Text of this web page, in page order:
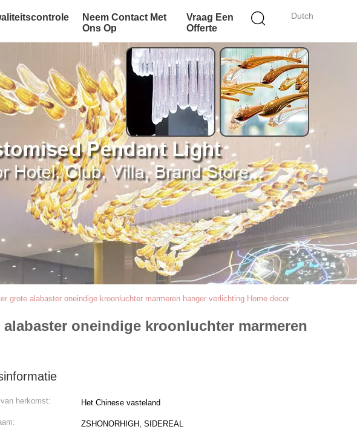
Dutch
Neem Contact Met
Ons Op
Vraag Een
Offerte
grote alabaster oneindige kroonluchter marmeren hanger verlichting Home decor
oneindige kroonluchter marmeren
herkomst: Het Chinese vasteland
ZSHONORHIGH, SIDEREAL